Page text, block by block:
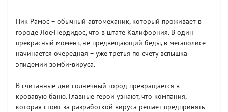
Ник Рамос – обычный автомеханик, который проживает в
городе Лос-Пердидос, что в штате Калифорния. В один
прекрасный момент, не предвещающий беды, в мегаполисе
начинается очередная – уже третья по счету вспышка
эпидемии зомби-вируса.
В считанные дни солнечный город превращается в
кровавую баню. Главные герои узнают, что компания,
которая стоит за разработкой вируса решает предпринять